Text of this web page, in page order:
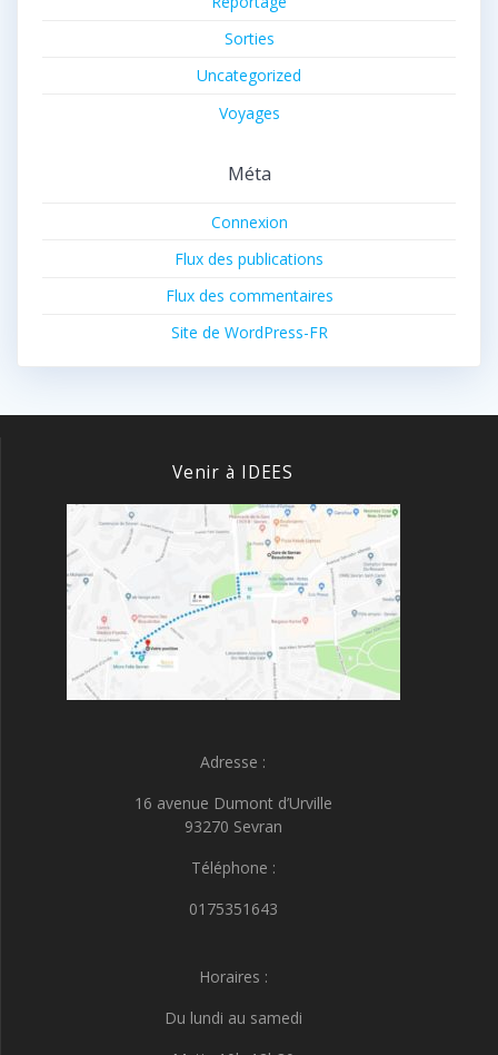
Sorties
Uncategorized
Voyages
Méta
Connexion
Flux des publications
Flux des commentaires
Site de WordPress-FR
Venir à IDEES
Adresse :
16 avenue Dumont d’Urville
93270 Sevran
Téléphone :
0175351643
Horaires :
Du lundi au samedi